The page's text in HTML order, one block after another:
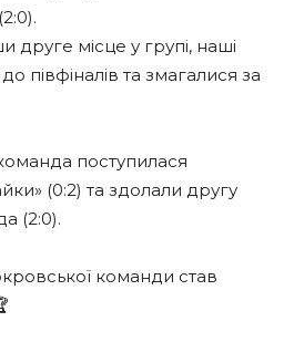
друге місце у групі, наші
півфіналів та змагалися за
поступилася
(0:2) та здолали другу
(2:0).
команди став